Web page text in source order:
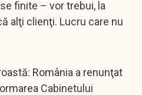
finite – vor trebui, la
alţi clienţi. Lucru care nu
România a renunţat
Cabinetului